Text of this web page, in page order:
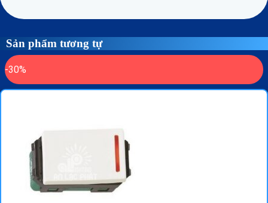
Sản phẩm tương tự
-30%